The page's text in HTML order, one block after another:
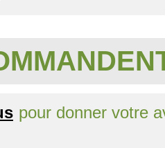
pour donner votre